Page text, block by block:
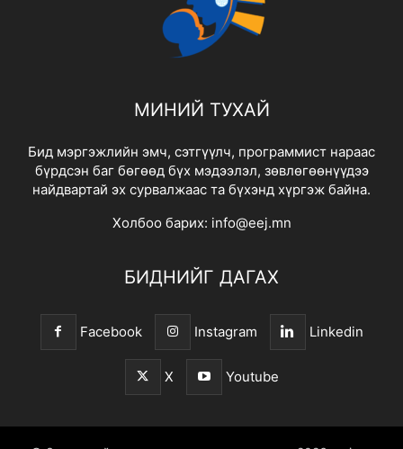
МИНИЙ ТУХАЙ
Бид мэргэжлийн эмч, сэтгүүлч, программист нараас
бүрдсэн баг бөгөөд бүх мэдээлэл, зөвлөгөөнүүдээ
найдвартай эх сурвалжаас та бүхэнд хүргэж байна.
Холбоо барих: info@eej.mn
БИДНИЙГ ДАГАХ
Facebook Instagram Linkedin
X Youtube